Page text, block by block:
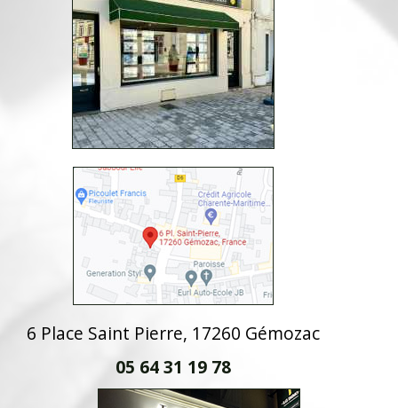
6 Place Saint Pierre, 17260 Gémozac
05 64 31 19 78